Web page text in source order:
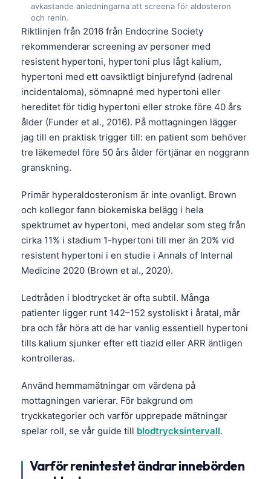
avkastande anledningarna att screena för aldosteron
och renin.
Riktlinjen från 2016 från Endocrine Society
rekommenderar screening av personer med
resistent hypertoni, hypertoni plus lågt kalium,
hypertoni med ett oavsiktligt binjurefynd (adrenal
incidentaloma), sömnapné med hypertoni eller
hereditet för tidig hypertoni eller stroke före 40 års
ålder (Funder et al., 2016). På mottagningen lägger
jag till en praktisk trigger till: en patient som behöver
tre läkemedel före 50 års ålder förtjänar en noggrann
granskning.
Primär hyperaldosteronism är inte ovanligt. Brown
och kollegor fann biokemiska belägg i hela
spektrumet av hypertoni, med andelar som steg från
cirka 11% i stadium 1-hypertoni till mer än 20% vid
resistent hypertoni i en studie i Annals of Internal
Medicine 2020 (Brown et al., 2020).
Ledtråden i blodtrycket är ofta subtil. Många
patienter ligger runt 142–152 systoliskt i åratal, mår
bra och får höra att de har vanlig essentiell hypertoni
tills kalium sjunker efter ett tiazid eller ARR äntligen
kontrolleras.
Använd hemmamätningar om värdena på
mottagningen varierar. För bakgrund om
tryckkategorier och varför upprepade mätningar
spelar roll, se vår guide till blodtrycksintervall.
Varför renintestet ändrar innebörden